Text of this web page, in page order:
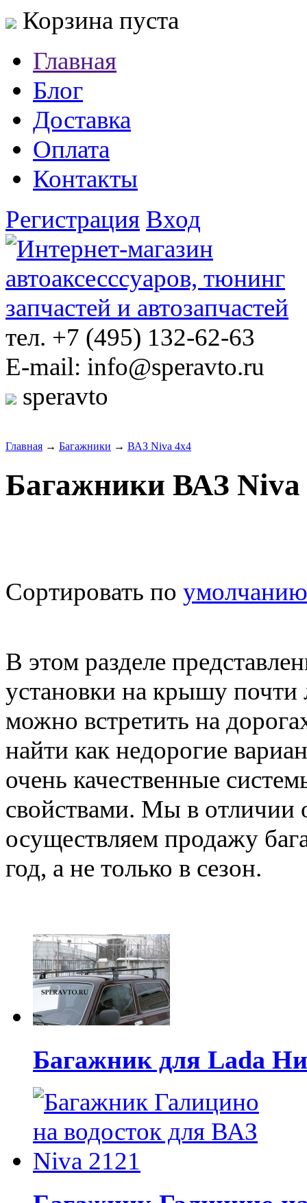
Корзина пуста
Главная
Блог
Доставка
Оплата
Контакты
Регистрация Вход
тел. +7 (495) 132-62-63
E-mail: info@speravto.ru
speravto
Главная → Багажники → ВАЗ Niva 4x4
Багажники ВАЗ Niva
Сортировать по умолчанию
В этом разделе
установки на крышу
можно встретить на
найти как недорогие
очень качественные
свойствами. Мы в отличии
осуществляем продажу
год, а не только в сезон.
Багажник для Lada